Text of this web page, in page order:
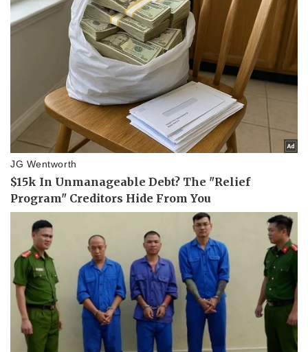
Thể thao
Bóng đá
Ô tô - Xe máy
Ô tô